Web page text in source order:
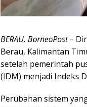
BERAU, BorneoPost –
Berau, Kalimantan
setelah pemerintah
(IDM) menjadi Indeks
Perubahan sistem